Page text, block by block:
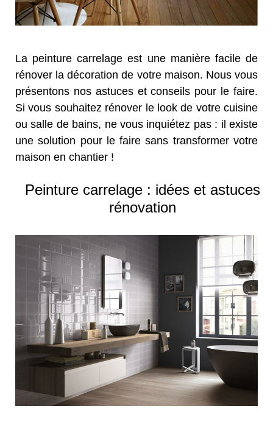
La peinture carrelage est une manière facile de
rénover la décoration de votre maison. Nous vous
présentons nos astuces et conseils pour le faire.
Si vous souhaitez rénover le look de votre cuisine
ou salle de bains, ne vous inquiétez pas : il existe
une solution pour le faire sans transformer votre
maison en chantier !
Peinture carrelage : idées et astuces
rénovation